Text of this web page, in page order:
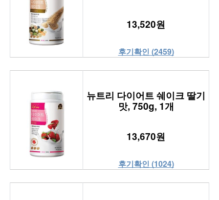
13,520원
후기확인 (2459)
뉴트리 다이어트 쉐이크 딸기
맛, 750g, 1개
13,670원
후기확인 (1024)